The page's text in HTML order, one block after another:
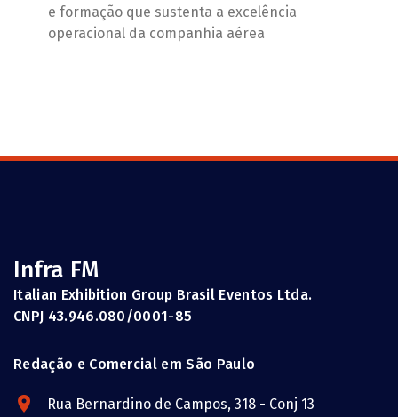
e formação que sustenta a excelência
operacional da companhia aérea
Infra FM
Italian Exhibition Group Brasil Eventos Ltda.
CNPJ 43.946.080/0001-85
Redação e Comercial em São Paulo
Rua Bernardino de Campos, 318 - Conj 13